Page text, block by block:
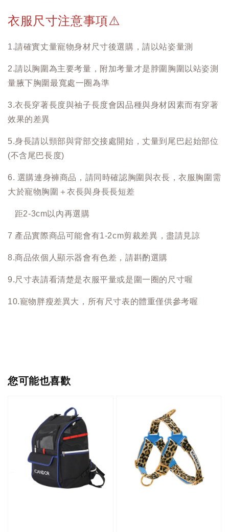
衣服尺寸注意事項⚠️
1.請確實丈量寵物身材尺寸後選購，請以站姿量測
2.請以胸圍為主要考量，附加考量才是脖圍胸圍以站姿測
量腋下胸圍最寬處一圈為準
3.衣長穿著長度與袖子長度會因品種與身材因素而有穿著
效果的差異
5.身長請以頸部與背部交接處開始，丈量到尾巴起始部位
(不含尾巴長度)
6. 選購連身褲商品，請同時確認胸圍與衣長，衣服胸圍需
大於寵物胸圍＋衣長與身長長短差
距2-3cm以內再選購
7 產品實際商品可能會有1-2cm剪裁差異，盡請見諒
8.商品依個人顯示器會有色差，請斟酌選購
9.尺寸表請看清楚是衣服平量或是圍一圈的尺寸喔
10.寵物胖瘦差異大，所有尺寸表的體重僅供參考喔
您可能也喜歡